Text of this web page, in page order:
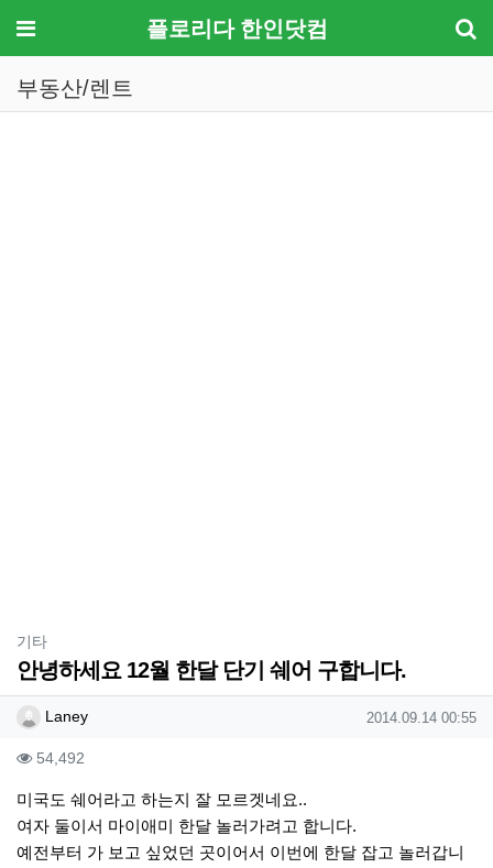
메뉴 플로리다 한인닷컴
부동산/렌트
기타분류
안녕하세요 12월 한달 단기 쉐어 구합니다.
작성자 정보
Laney작성 작성일
2014.09.14 00:55
컨텐츠 정보
54,492
본문
미국도 쉐어라고 하는지 잘 모르겟네요..
여자 둘이서 마이애미 한달 놀러가려고 합니다.
예전부터 가 보고 싶었던 곳이어서 이번에 한달 잡고 놀러갑니